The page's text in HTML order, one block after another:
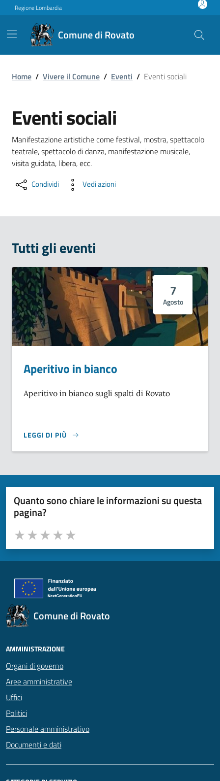
Vai ai contenuti
Vai al footer
Regione Lombardia
Comune di Rovato
Eventi sociali
Home / Vivere il Comune / Eventi / Eventi sociali
Eventi sociali
Manifestazione artistiche come festival, mostra, spettacolo
teatrale, spettacolo di danza, manifestazione musicale,
visita guidata, libera, ecc.
Condividi Vedi azioni
Tutti gli eventi
7
Agosto
Aperitivo in bianco
Aperitivo in bianco sugli spalti di Rovato
LEGGI DI PIÙ
SU APERITIVO IN BIANCO
Quanto sono chiare le informazioni su questa
pagina?
Valuta da 1 a 5 stelle la pagina
Valuta 5 stelle su 5
Valuta 4 stelle su 5
Valuta 3 stelle su 5
Valuta 2 stelle su 5
Valuta 1 stelle su 5
Comune di Rovato
AMMINISTRAZIONE
Organi di governo
Aree amministrative
Uffici
Politici
Personale amministrativo
Documenti e dati